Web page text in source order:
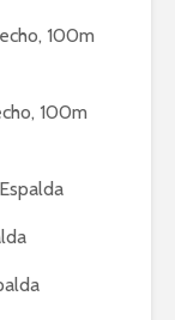
100m
100m